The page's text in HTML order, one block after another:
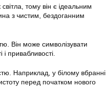
тому він є ідеальним
з чистим, бездоганним
Він може символізувати
привабливості.
Наприклад, у білому вбранні
перед початком нового